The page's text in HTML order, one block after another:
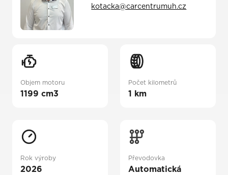
kotacka@carcentrumuh.cz
Objem motoru
1199 cm3
Počet kilometrů
1 km
Rok výroby
2026
Převodovka
Automatická